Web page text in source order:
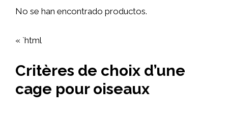
No se han encontrado productos.
« `html
Critères de choix d’une
cage pour oiseaux